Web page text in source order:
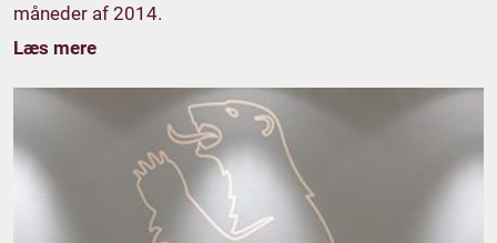
måneder af 2014.
Læs mere